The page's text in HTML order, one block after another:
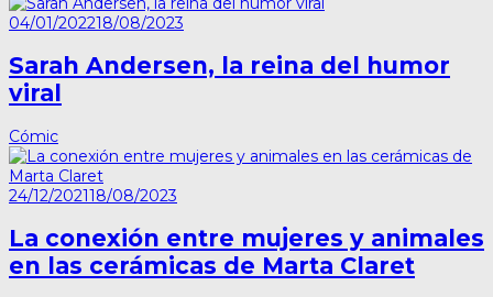
04/01/202218/08/2023
Sarah Andersen, la reina del humor
viral
Cómic
24/12/202118/08/2023
La conexión entre mujeres y animales
en las cerámicas de Marta Claret